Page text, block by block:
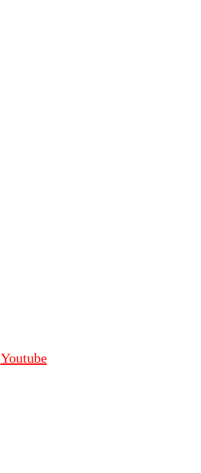
Youtube